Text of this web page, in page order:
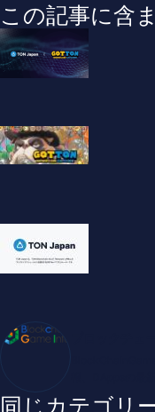
この記事に含
同じカテゴリ